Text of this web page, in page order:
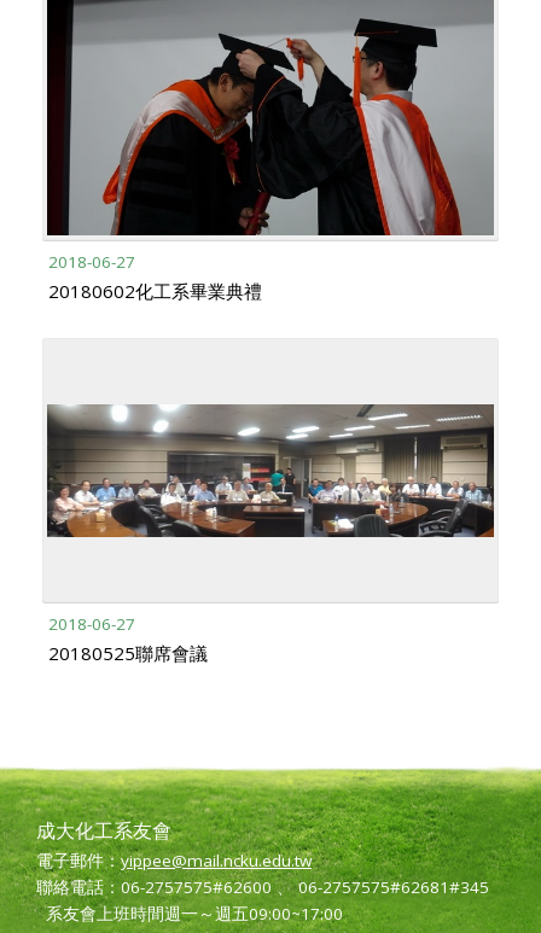
2018-06-27
20180602化工系畢業典禮
2018-06-27
20180525聯席會議
成大化工系友會
電子郵件：yippee@mail.ncku.edu.tw
聯絡電話：06-2757575#62600 、 06-2757575#62681#345
系友會上班時間週一～週五09:00~17:00